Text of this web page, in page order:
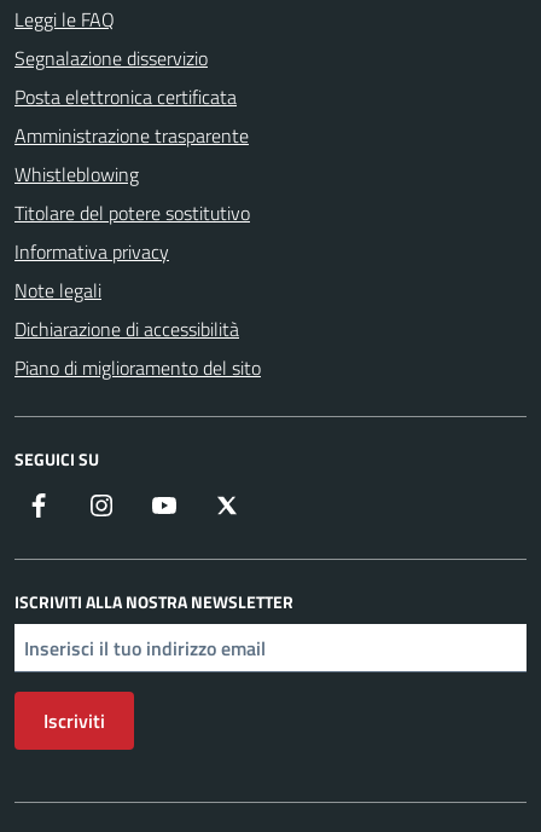
Leggi le FAQ
Segnalazione disservizio
Posta elettronica certificata
Amministrazione trasparente
Whistleblowing
Titolare del potere sostitutivo
Informativa privacy
Note legali
Dichiarazione di accessibilità
Piano di miglioramento del sito
SEGUICI SU
Facebook Instagram YouTube
ISCRIVITI ALLA NOSTRA NEWSLETTER